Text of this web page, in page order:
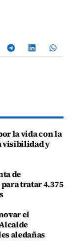
la vida con la
visibilidad y
de
tratar 4.375
el
aledañas